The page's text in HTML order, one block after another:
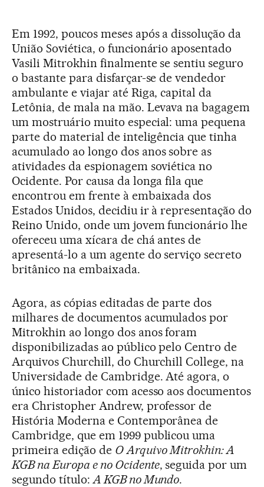
Em 1992, poucos meses após a dissolução da
União Soviética, o funcionário aposentado
Vasili Mitrokhin finalmente se sentiu seguro
o bastante para disfarçar-se de vendedor
ambulante e viajar até Riga, capital da
Letônia, de mala na mão. Levava na bagagem
um mostruário muito especial: uma pequena
parte do material de inteligência que tinha
acumulado ao longo dos anos sobre as
atividades da espionagem soviética no
Ocidente. Por causa da longa fila que
encontrou em frente à embaixada dos
Estados Unidos, decidiu ir à representação do
Reino Unido, onde um jovem funcionário lhe
ofereceu uma xícara de chá antes de
apresentá-lo a um agente do serviço secreto
britânico na embaixada.
Agora, as cópias editadas de parte dos
milhares de documentos acumulados por
Mitrokhin ao longo dos anos foram
disponibilizadas ao público pelo Centro de
Arquivos Churchill, do Churchill College, na
Universidade de Cambridge. Até agora, o
único historiador com acesso aos documentos
era Christopher Andrew, professor de
História Moderna e Contemporânea de
Cambridge, que em 1999 publicou uma
primeira edição de O Arquivo Mitrokhin: A
KGB na Europa e no Ocidente, seguida por um
segundo título: A KGB no Mundo.